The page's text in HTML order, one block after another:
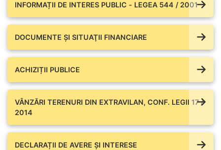
INFORMAȚII DE INTERES PUBLIC - LEGEA 544 / 2001
DOCUMENTE ŞI SITUAŢII FINANCIARE
ACHIZIȚII PUBLICE
VÂNZĂRI TERENURI DIN EXTRAVILAN, CONF. LEGII 17 /
2014
DECLARAȚII DE AVERE ŞI INTERESE